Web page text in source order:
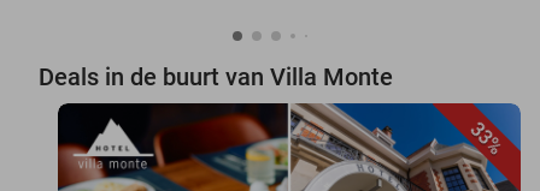
Deals in de buurt van Villa Monte
33%